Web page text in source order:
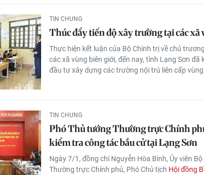
TIN CHUNG
Thúc đẩy tiến độ xây trường tại các xã
Thực hiện kết luận của Bộ Chính trị về chủ trương
các xã vùng biên giới, đến nay, tỉnh Lạng Sơn
đầu tư xây dựng các trường nội trú liên cấp
TIN CHUNG
Phó Thủ tướng Thường trực Chính
kiểm tra công tác bầu cử tại Lạng Sơn
Ngày 7/1, đồng chí Nguyễn Hòa Bình, Ủy viên
Thường trực Chính phủ, Phó Chủ tịch Hội đồng